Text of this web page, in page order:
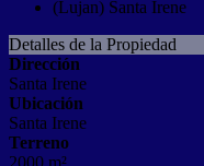
Detalles de la Propiedad
Dirección
Santa Irene
Ubicación
Santa Irene
Terreno